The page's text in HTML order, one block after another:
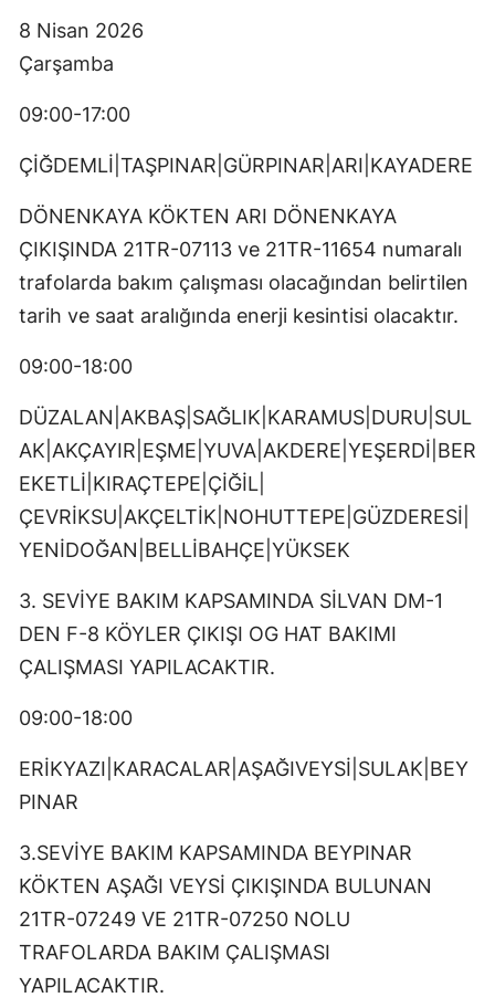
8 Nisan 2026
Çarşamba
09:00-17:00
ÇİĞDEMLİ|TAŞPINAR|GÜRPINAR|ARI|KAYADERE
DÖNENKAYA KÖKTEN ARI DÖNENKAYA
ÇIKIŞINDA 21TR-07113 ve 21TR-11654 numaralı
trafolarda bakım çalışması olacağından belirtilen
tarih ve saat aralığında enerji kesintisi olacaktır.
09:00-18:00
DÜZALAN|AKBAŞ|SAĞLIK|KARAMUS|DURU|SUL
AK|AKÇAYIR|EŞME|YUVA|AKDERE|YEŞERDİ|BER
EKETLİ|KIRAÇTEPE|ÇİĞİL|
ÇEVRİKSU|AKÇELTİK|NOHUTTEPE|GÜZDERESİ|
YENİDOĞAN|BELLİBAHÇE|YÜKSEK
3. SEVİYE BAKIM KAPSAMINDA SİLVAN DM-1
DEN F-8 KÖYLER ÇIKIŞI OG HAT BAKIMI
ÇALIŞMASI YAPILACAKTIR.
09:00-18:00
ERİKYAZI|KARACALAR|AŞAĞIVEYSİ|SULAK|BEY
PINAR
3.SEVİYE BAKIM KAPSAMINDA BEYPINAR
KÖKTEN AŞAĞI VEYSİ ÇIKIŞINDA BULUNAN
21TR-07249 VE 21TR-07250 NOLU
TRAFOLARDA BAKIM ÇALIŞMASI
YAPILACAKTIR.